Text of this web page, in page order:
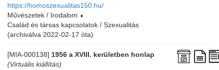
https://homoszexualitas150.hu/
Művészetek / Irodalom ⬧
Család és társas kapcsolatok / Szexualitás
(archiválva 2022-02-17 óta)
[MIA-000138] 1956 a XVIII. kerületben honlap
(Virtuális kiállítás)